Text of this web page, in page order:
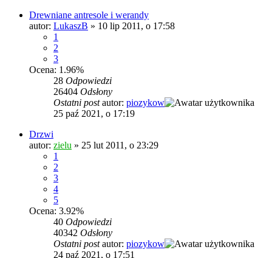
Drewniane antresole i werandy
autor: LukaszB » 10 lip 2011, o 17:58
1
2
3
Ocena: 1.96%
28 Odpowiedzi
26404 Odsłony
Ostatni postautor: piozykow
25 paź 2021, o 17:19
Drzwi
autor: zielu » 25 lut 2011, o 23:29
1
2
3
4
5
Ocena: 3.92%
40 Odpowiedzi
40342 Odsłony
Ostatni postautor: piozykow
24 paź 2021, o 17:51